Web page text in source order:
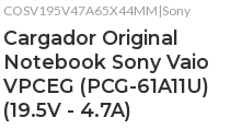
COSV195V47A65X44MM |Sony
Cargador Original
Notebook Sony Vaio
VPCEG (PCG-61A11U)
(19.5V - 4.7A)